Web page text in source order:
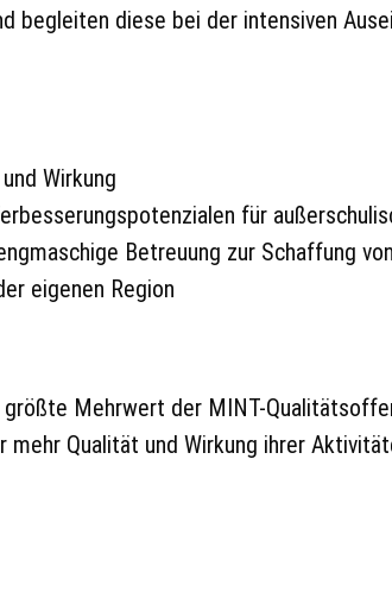
begleiten diese bei der intensiven
Wirkung
für
Betreuung zur Schaffung
eigenen Region
Mehrwert der MINT-
Qualität und Wirkung ihrer